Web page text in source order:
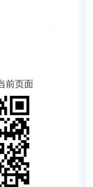
前页面